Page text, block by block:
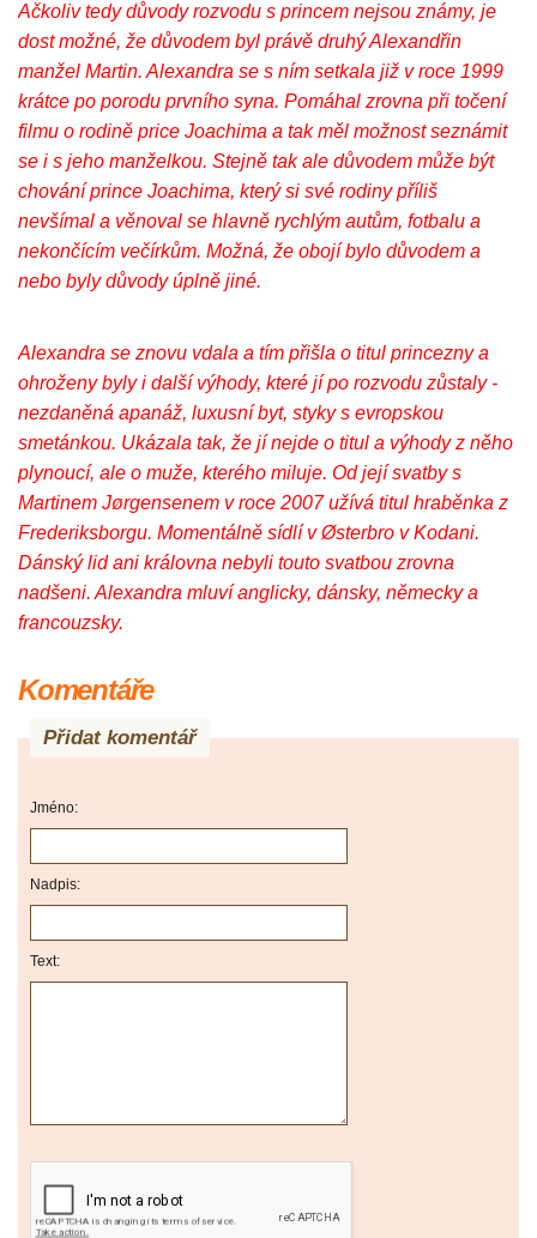
Ačkoliv tedy důvody rozvodu s princem nejsou známy, je
dost možné, že důvodem byl právě druhý Alexandřin
manžel Martin. Alexandra se s ním setkala již v roce 1999
krátce po porodu prvního syna. Pomáhal zrovna při točení
filmu o rodině price Joachima a tak měl možnost seznámit
se i s jeho manželkou. Stejně tak ale důvodem může být
chování prince Joachima, který si své rodiny příliš
nevšímal a věnoval se hlavně rychlým autům, fotbalu a
nekončícím večírkům. Možná, že obojí bylo důvodem a
nebo byly důvody úplně jiné.
Alexandra se znovu vdala a tím přišla o titul princezny a
ohroženy byly i další výhody, které jí po rozvodu zůstaly -
nezdaněná apanáž, luxusní byt, styky s evropskou
smetánkou. Ukázala tak, že jí nejde o titul a výhody z něho
plynoucí, ale o muže, kterého miluje. Od její svatby s
Martinem Jørgensenem v roce 2007 užívá titul hraběnka z
Frederiksborgu. Momentálně sídlí v Østerbro v Kodani.
Dánský lid ani královna nebyli touto svatbou zrovna
nadšeni. Alexandra mluví anglicky, dánsky, německy a
francouzsky.
Komentáře
Přidat komentář
Jméno:
Nadpis:
Text: